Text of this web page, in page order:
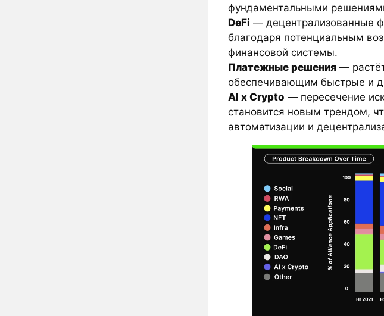
фундаментальными
DeFi — децентрализованные
благодаря потенциальным
финансовой системы.
Платежные решения —
обеспечивающим быстрые и
AI x Crypto — пересечение
становится новым трендом,
автоматизации и